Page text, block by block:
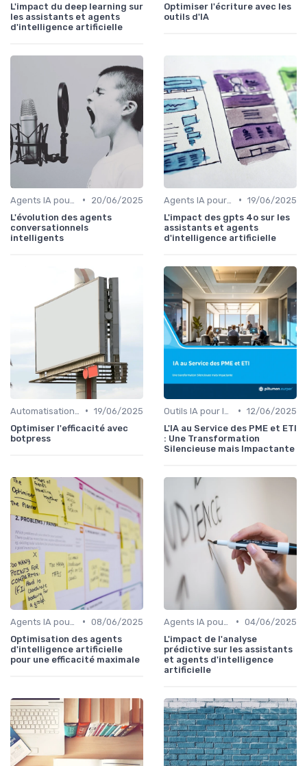
L'impact du deep learning sur
les assistants et agents
d'intelligence artificielle
Optimiser l'écriture avec les
outils d'IA
•
20/06/2025
L'évolution des agents
conversationnels
intelligents
• 19/06/2025
L'impact des gpts 4o sur les
assistants et agents
d'intelligence artificielle
• 19/06/2025
Optimiser l'efficacité avec
botpress
• 12/06/2025
L'IA au Service des PME et ETI
: Une Transformation
Silencieuse mais Impactante
• 08/06/2025
Optimisation des agents
d'intelligence artificielle
pour une efficacité maximale
• 04/06/2025
L'impact de l'analyse
prédictive sur les assistants
et agents d'intelligence
artificielle